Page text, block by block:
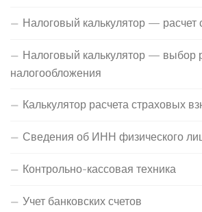
Налоговый калькулятор — расчет
Налоговый калькулятор — выбор
налогообложения
Калькулятор расчета страховых
Сведения об ИНН физического
Контрольно-кассовая техника
Учет банковских счетов